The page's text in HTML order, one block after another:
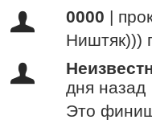
0000 |
Ништяк)))
дня назад
Это